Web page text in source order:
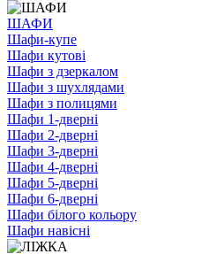
ШАФИ
Шафи-купе
Шафи кутові
Шафи з дзеркалом
Шафи з шухлядами
Шафи з полицями
Шафи 1-дверні
Шафи 2-дверні
Шафи 3-дверні
Шафи 4-дверні
Шафи 5-дверні
Шафи 6-дверні
Шафи білого кольору
Шафи навісні